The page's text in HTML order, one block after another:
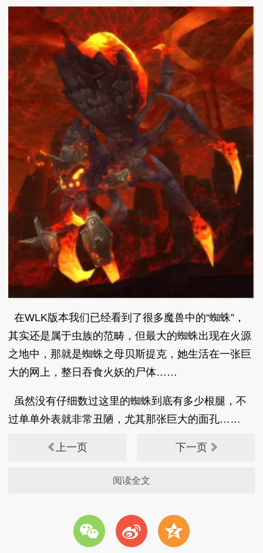
在WLK版本我们已经看到了很多魔兽中的“蜘蛛”，
其实还是属于虫族的范畴，但最大的蜘蛛出现在火源
之地中，那就是蜘蛛之母贝斯提克，她生活在一张巨
大的网上，整日吞食火妖的尸体……
虽然没有仔细数过这里的蜘蛛到底有多少根腿，不
过单单外表就非常丑陋，尤其那张巨大的面孔……
上一页 下一页
阅读全文
w t z